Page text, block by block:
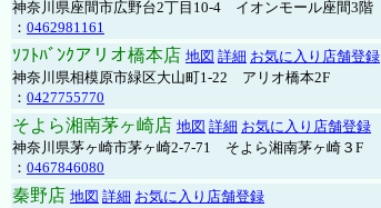
神奈川県座間市広野台2丁目10-4 イオンモール座間3階
： 0462981161
ｿﾌﾄﾊﾞﾝｸアリオ橋本店 地図 詳細 お気に入り店舗登録
神奈川県相模原市緑区大山町1-22 アリオ橋本2F
： 0427755770
そよら湘南茅ヶ崎店 地図 詳細 お気に入り店舗登録
神奈川県茅ヶ崎市茅ヶ崎2‐7‐71 そよら湘南茅ヶ崎３F
： 0467846080
秦野店 地図 詳細 お気に入り店舗登録